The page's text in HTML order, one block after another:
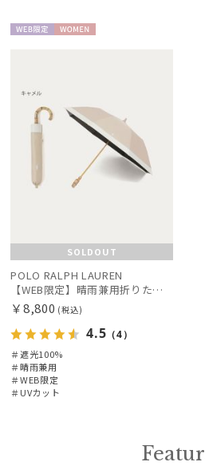
SOLDOUT
POLO RALPH LAUREN
【WEB限定】晴雨兼用折りたたみ日傘 ポロ ラルフ ローレン（POLO RALPH LAUREN）ポロ ベア ポニー
￥8,800 (税込)
4.5 （4）
＃遮光100%
＃晴雨兼用
＃WEB限定
＃UVカット